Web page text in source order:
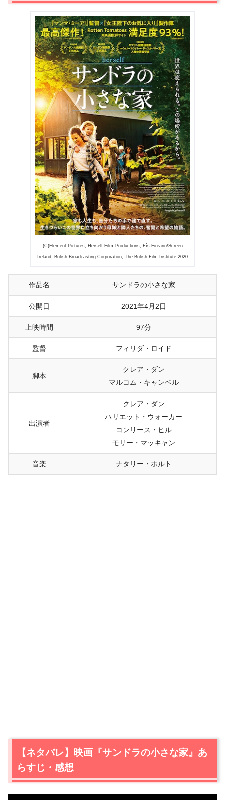
2.3映画『サンドラの小さな家』衝撃すぎるラスト結末
2.4アイルランド古来の精神「メハル」の言葉通りに救わ
れた人々
映画『サンドラの小さな家』あらすじ・ネタバレ感想ま
とめ
(C)Element Pictures, Herself Film Productions, Fís Eireann/Screen
Ireland, British Broadcasting Corporation, The British Film Institute 2020
作品名 サンドラの小さな家
公開日 2021年4月2日
上映時間 97分
監督 フィリダ・ロイド
脚本
クレア・ダン
マルコム・キャンベル
出演者
クレア・ダン
ハリエット・ウォーカー
コンリース・ヒル
モリー・マッキャン
音楽 ナタリー・ホルト
【ネタバレ】映画『サンドラの小さな家』あ
らすじ・感想